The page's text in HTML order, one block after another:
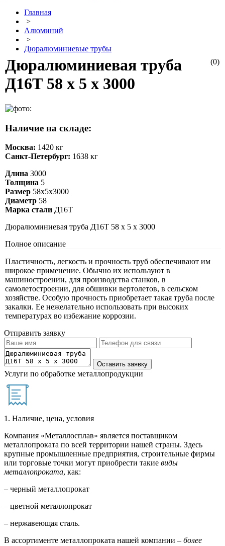
Главная
>
Алюминий
>
Дюралюминиевые трубы
(0)
Дюралюминиевая труба
Д16Т 58 х 5 х 3000
Наличие на складе:
Москва: 1420 кг
Санкт-Петербург: 1638 кг
Длина 3000
Толщина 5
Размер 58х5х3000
Диаметр 58
Марка стали Д16Т
Дюралюминиевая труба Д16Т 58 х 5 х 3000
Полное описание
Пластичность, легкость и прочность труб обеспечивают им
широкое применение. Обычно их используют в
машиностроении, для производства станков, в
самолетостроении, для обшивки вертолетов, в сельском
хозяйстве. Особую прочность приобретает такая труба после
закалки. Ее нежелательно использовать при высоких
температурах во избежание коррозии.
Отправить заявку
Услуги по обработке металлопродукции
1. Наличие, цена, условия
Компания «Металлосплав» является поставщиком
металлопроката по всей территории нашей страны. Здесь
крупные промышленные предприятия, строительные фирмы
или торговые точки могут приобрести такие виды
металлопроката, как:
– черный металлопрокат
– цветной металлопрокат
– нержавеющая сталь.
В ассортименте металлопроката нашей компании – более